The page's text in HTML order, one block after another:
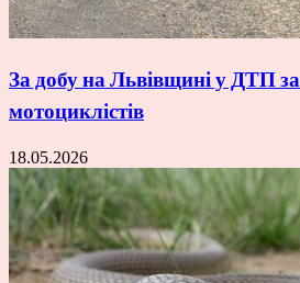
За добу на Львівщині у ДТП
мотоциклістів
18.05.2026